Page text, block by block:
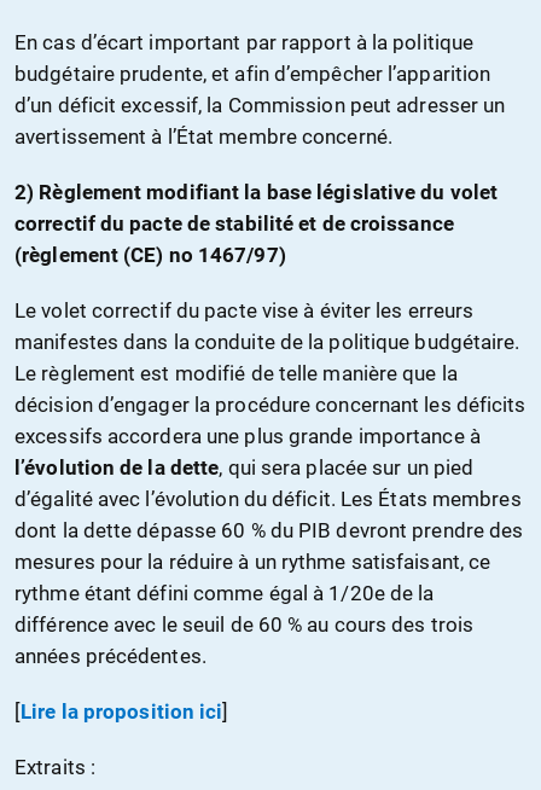
En cas d’écart important par rapport à la politique
budgétaire prudente, et afin d’empêcher l’apparition
d’un déficit excessif, la Commission peut adresser un
avertissement à l’État membre concerné.
2) Règlement modifiant la base législative du volet
correctif du pacte de stabilité et de croissance
(règlement (CE) no 1467/97)
Le volet correctif du pacte vise à éviter les erreurs
manifestes dans la conduite de la politique budgétaire.
Le règlement est modifié de telle manière que la
décision d’engager la procédure concernant les déficits
excessifs accordera une plus grande importance à
l’évolution de la dette, qui sera placée sur un pied
d’égalité avec l’évolution du déficit. Les États membres
dont la dette dépasse 60 % du PIB devront prendre des
mesures pour la réduire à un rythme satisfaisant, ce
rythme étant défini comme égal à 1/20e de la
différence avec le seuil de 60 % au cours des trois
années précédentes.
[Lire la proposition ici]
Extraits :